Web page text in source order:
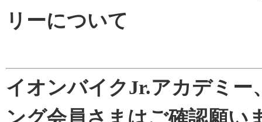
リーについて
イオンバイクJr.アカデミー